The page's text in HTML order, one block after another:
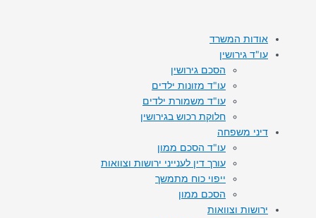
אודות המשרד
עו"ד גירושין
הסכם גירושין
עו"ד מזונות ילדים
עו"ד משמורת ילדים
חלוקת רכוש בגירושין
דיני משפחה
עו"ד הסכם ממון
עורך דין לענייני ירושות וצוואות
ייפוי כוח מתמשך
הסכם ממון
ירושות וצוואות